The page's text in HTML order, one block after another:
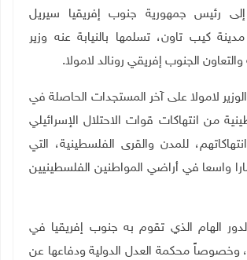
رئيس جمهورية جنوب إفريقيا سيريل
كيب تاون، تسلمها بالنيابة عنه وزير
والتعاون الجنوب إفريقي رونالد لامولا.
لامولا على آخر المستجدات الحاصلة في
من انتهاكات قوات الاحتلال الإسرائيلي
للمدن والقرى الفلسطينية، التي
واسعا في أراضي المواطنين الفلسطينيين
الهام الذي تقوم به جنوب إفريقيا في
وخصوصاً محكمة العدل الدولية ودفاعها عن